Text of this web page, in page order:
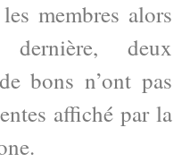
membres alors
deux
bons n’ont pas
affiché par la